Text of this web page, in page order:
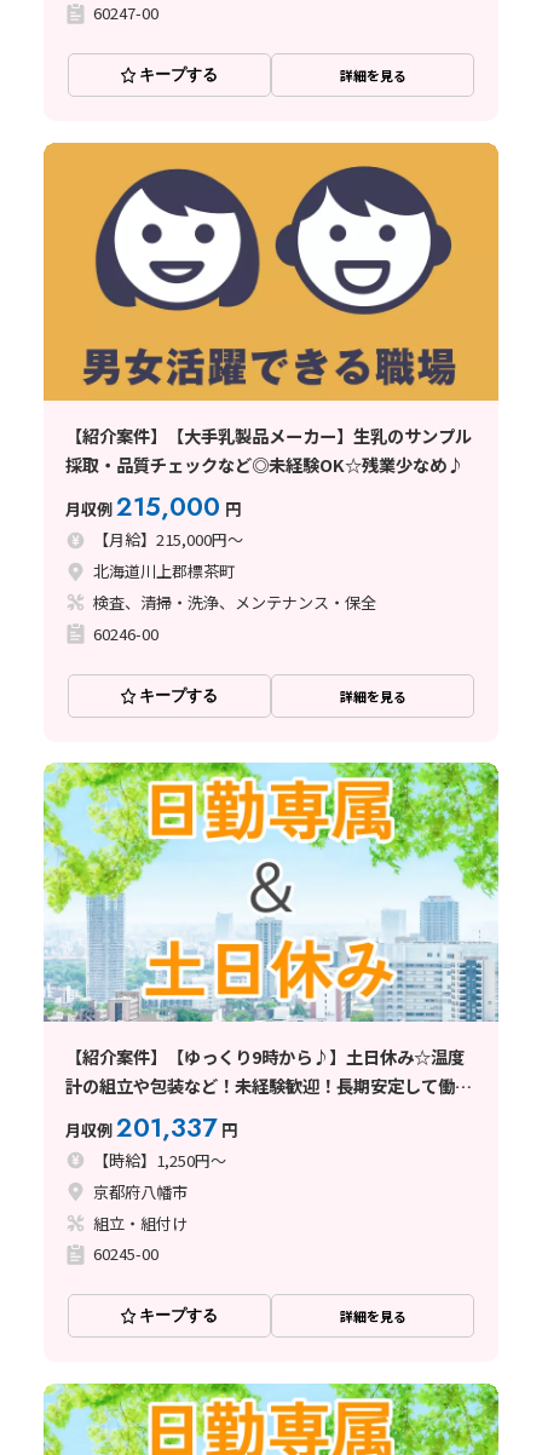
60247-00
キープする 詳細を見る
【紹介案件】【大手乳製品メーカー】生乳のサンプル
採取・品質チェックなど◎未経験OK☆残業少なめ♪
月収例215,000 円
【月給】215,000円～
北海道川上郡標茶町
検査、清掃・洗浄、メンテナンス・保全
60246-00
キープする 詳細を見る
【紹介案件】【ゆっくり9時から♪】土日休み☆温度
計の組立や包装など！未経験歓迎！長期安定して働け
月収例201,337 円
【時給】1,250円～
京都府八幡市
組立・組付け
60245-00
キープする 詳細を見る